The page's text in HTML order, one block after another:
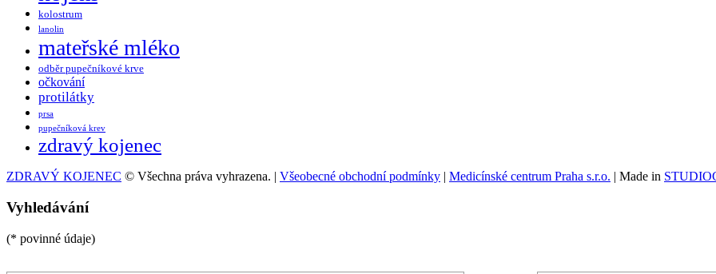
kolostrum
lanolin
mateřské mléko
odběr pupečníkové krve
očkování
protilátky
prsa
pupečníková krev
zdravý kojenec
ZDRAVÝ KOJENEC © Všechna práva vyhrazena. | Všeobecné obchodní podmínky | Medicínské centrum Praha s.r.o. | Made in
Vyhledávání
(* povinné údaje)